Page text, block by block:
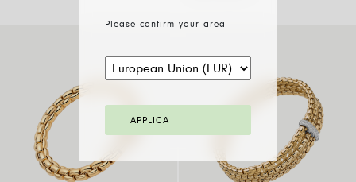
Please confirm your area
APPLICA